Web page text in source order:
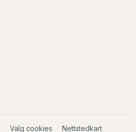
Valg cookies Nettstedkart